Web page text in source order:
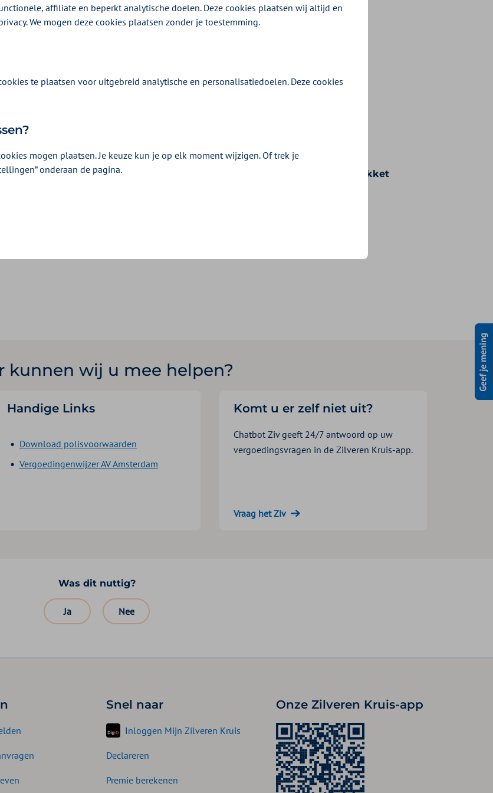
met pijnlijke voeten. De podoposturaal
Vergoeding en voorwaarden
Kies uw pakket en bekijk de vergoedingen en voorwaarden die bij uw pakket
kunnen wij u mee helpen?
Handige Links
Download polisvoorwaarden
Vergoedingenwijzer AV Amsterdam
Komt u er zelf niet uit?
Chatbot Ziv geeft 24/7 antwoord op uw
vergoedingsvragen in de Zilveren Kruis-app.
Vraag het Ziv
Was dit nuttig?
Ja Nee
Snel naar
Inloggen Mijn Zilveren Kruis
Declareren
Premie berekenen
Onze Zilveren Kruis-app
affiliate en beperkt analytische doelen. Deze cookies plaatsen wij altijd en
We mogen deze cookies plaatsen zonder je toestemming.
te plaatsen voor uitgebreid analytische en personalisatiedoelen. Deze cookies
mogen plaatsen. Je keuze kun je op elk moment wijzigen. Of trek je
onderaan de pagina.